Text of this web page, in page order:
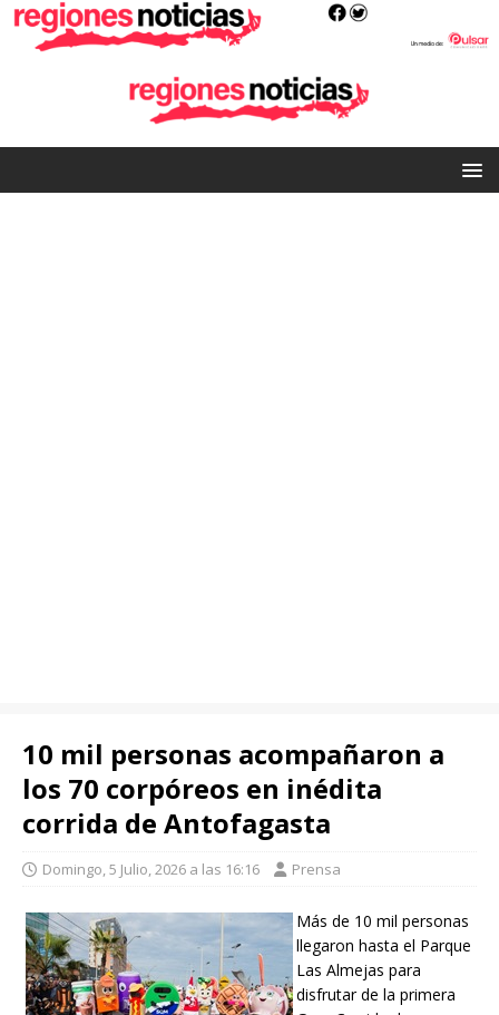
10 mil personas acompañaron a
los 70 corpóreos en inédita
corrida de Antofagasta
Domingo, 5 Julio, 2026 a las 16:16 Prensa
Más de 10 mil personas
llegaron hasta el Parque
Las Almejas para
disfrutar de la primera